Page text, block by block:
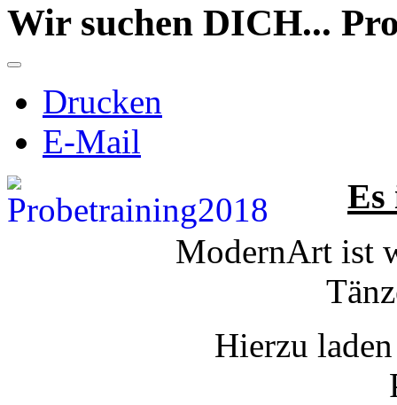
Wir suchen DICH...
Drucken
E-Mail
Es
ModernArt ist
Hierzu